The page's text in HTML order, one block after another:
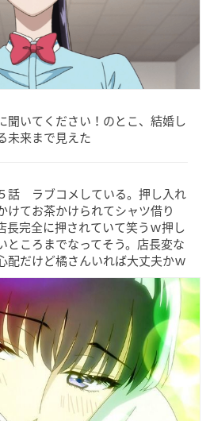
聞いてください！のとこ、結婚し
未来まで見えた
話 ラブコメしている。押し入れ
けてお茶かけられてシャツ借り
長完全に押されていて笑うｗ押し
ところまでなってそう。店長変な
配だけど橘さんいれば大丈夫かｗ